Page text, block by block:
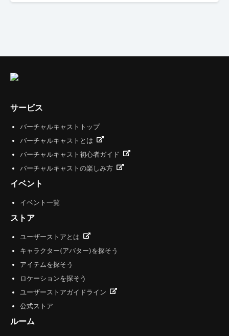
サービス
バーチャルキャストトップ
バーチャルキャストとは
バーチャルキャスト初心者ガイド
バーチャルキャストの楽しみ方
イベント
イベント一覧
ストア
ユーザーストアとは
キャラクター(アバター)を探そう
アイテムを探そう
ロケーションを探そう
ユーザーストアガイドライン
公式ストア
ルーム